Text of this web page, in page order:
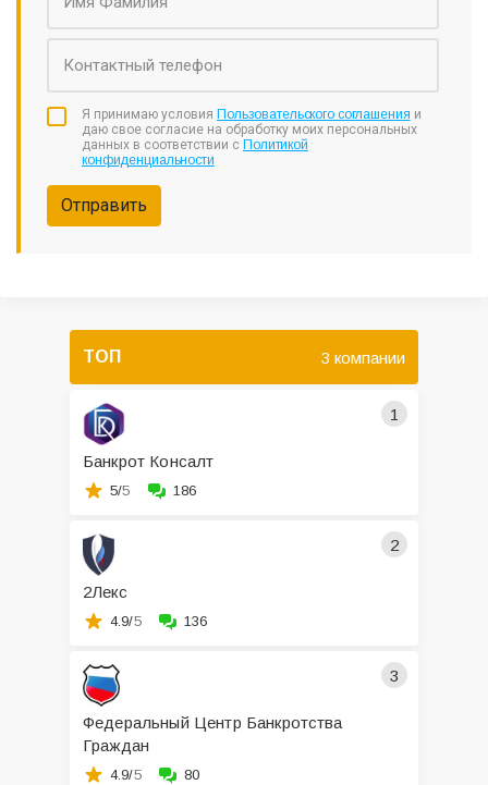
Я принимаю условия Пользовательского соглашения и
даю свое согласие на обработку моих персональных
данных в соответствии с Политикой
конфиденциальности
Отправить
ТОП 3 компании
1
Банкрот Консалт
5/5 186
2
2Лекс
4.9/5 136
3
Федеральный Центр Банкротства
Граждан
4.9/5 80